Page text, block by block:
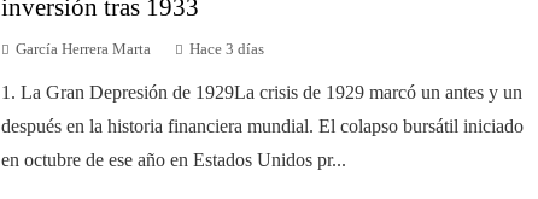
inversión tras 1933
García Herrera Marta Hace 3 días
1. La Gran Depresión de 1929La crisis de 1929 marcó un antes y un
después en la historia financiera mundial. El colapso bursátil iniciado
en octubre de ese año en Estados Unidos pr...